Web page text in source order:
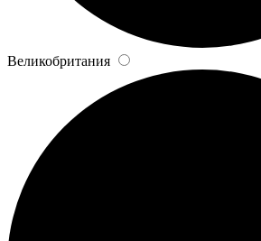
Великобритания